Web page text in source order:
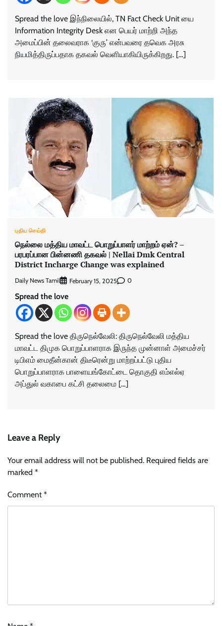
Spread the love இந்நிலையில், TN Fact Check Unit யை
Information Integrity Desk என பெயர் மாற்றி அந்த
அமைப்பின் தலைவராக ‘குரு’ என்பவரை தவெக அரசு
நியமித்திருப்பதாக தகவல் வெளியாகியிருக்கிறது. […]
புதிய செய்தி
நெல்லை மத்திய மாவட்ட பொறுப்பாளர் மாற்றம் ஏன்? –
பரபரப்பான பின்னணி தகவல் | Nellai Dmk Central
District Incharge Change was explained
Daily News Tamil February 15, 2025 0
Spread the love
Spread the love திருநெல்வேலி: திருநெல்வேலி மத்திய
மாவட்ட திமுக பொறுப்பாளராக இருந்த முன்னாள் அமைச்சர்
டிபிஎம் மைதீன்கான் திடீரென்று மாற்றப்பட்டு புதிய
பொறுப்பாளராக பாளையங்கோட்டை தொகுதி எம்எல்ஏ
அப்துல் வகாபை கட்சி தலைமை […]
Leave a Reply
Your email address will not be published. Required fields are
marked *
Comment*